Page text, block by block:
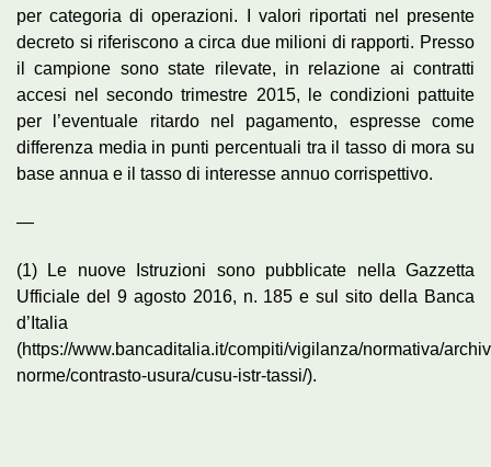
per categoria di operazioni. I valori riportati nel presente
decreto si riferiscono a circa due milioni di rapporti. Presso
il campione sono state rilevate, in relazione ai contratti
accesi nel secondo trimestre 2015, le condizioni pattuite
per l’eventuale ritardo nel pagamento, espresse come
differenza media in punti percentuali tra il tasso di mora su
base annua e il tasso di interesse annuo corrispettivo.
—
(1) Le nuove Istruzioni sono pubblicate nella Gazzetta
Ufficiale del 9 agosto 2016, n. 185 e sul sito della Banca
d’Italia
(https://www.bancaditalia.it/compiti/vigilanza/normativa/
norme/contrasto-usura/cusu-istr-tassi/).